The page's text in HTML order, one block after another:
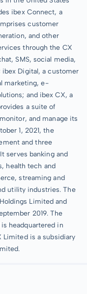
ibex Connect, a
customer
and other
through the CX
SMS, social media,
Digital, a customer
marketing, e-
and ibex CX, a
a suite of
and manage its
1, 2021, the
and three
serves banking and
health tech and
streaming and
utility industries. The
Limited and
2019. The
headquartered in
Limited is a subsidiary